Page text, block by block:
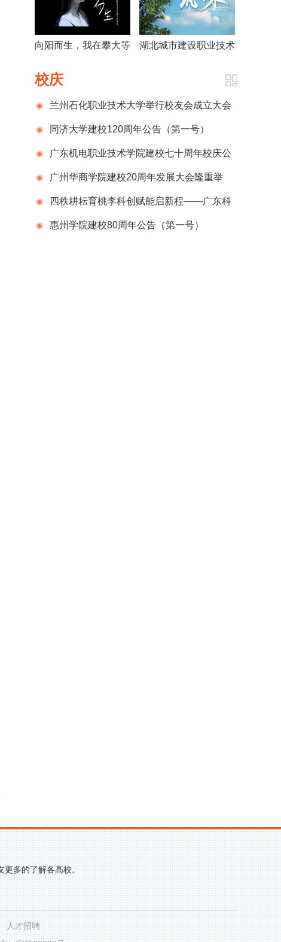
向阳而生，我在攀大等 湖北城市建设职业技术
校庆
兰州石化职业技术大学举行校友会成立大会
暨建校70周年系列活动发布仪式
同济大学建校120周年公告（第一号）
广东机电职业技术学院建校七十周年校庆公
告（第一号）
广州华商学院建校20周年发展大会隆重举
行 四秩耕耘育桃李科创赋能启新程——广东科
学技术职业学院（广东省科技干部学院）举办
惠州学院建校80周年公告（第一号）
更多的了解各高校。
人才招聘